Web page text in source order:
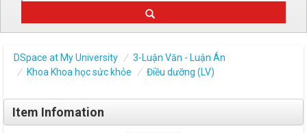
DSpace at My University
3-Luận Văn - Luận Án
Khoa Khoa học sức khỏe
Điều dưỡng (LV)
Item Infomation